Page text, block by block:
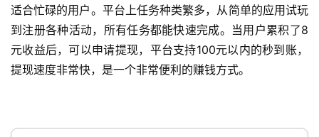
适合忙碌的用户。平台上任务种类繁多，从简单的应用试玩
到注册各种活动，所有任务都能快速完成。当用户累积了8
元收益后，可以申请提现，平台支持100元以内的秒到账，
提现速度非常快，是一个非常便利的赚钱方式。